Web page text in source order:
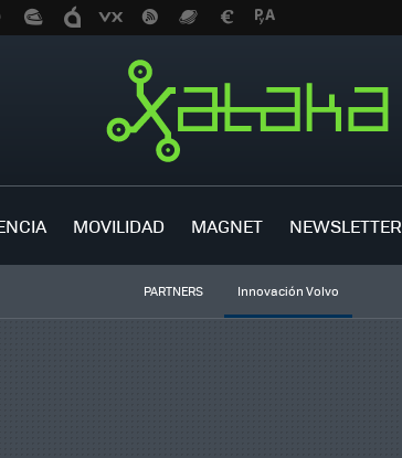
MOVILIDAD MAGNET NEWSLETTER
PARTNERS Innovación Volvo